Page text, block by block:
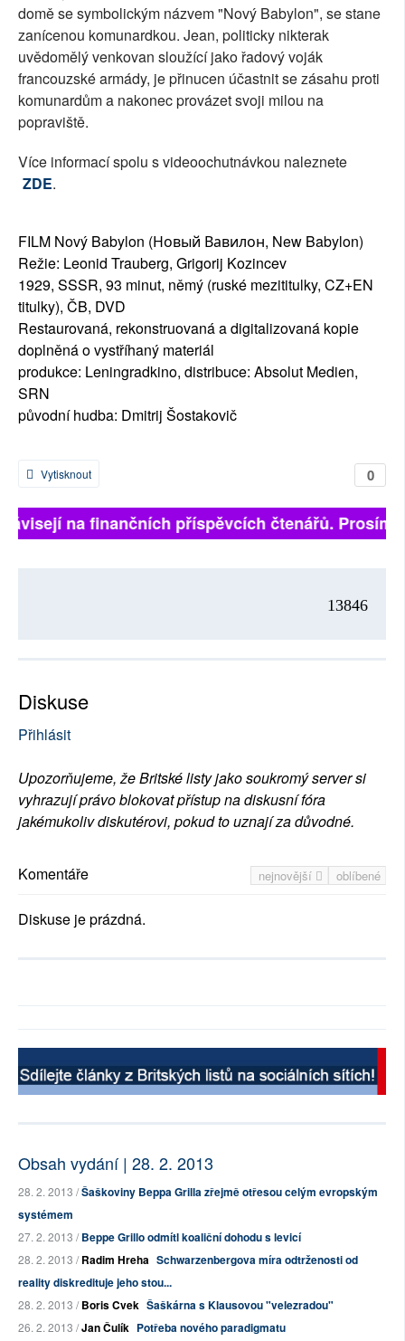
domě se symbolickým názvem "Nový Babylon", se stane
zanícenou komunardkou. Jean, politicky nikterak
uvědomělý venkovan sloužící jako řadový voják
francouzské armády, je přinucen účastnit se zásahu proti
komunardům a nakonec provázet svoji milou na
popraviště.
Více informací spolu s videoochutnávkou naleznete
ZDE.
FILM Nový Babylon (Новый Вавилон, New Babylon)
Režie: Leonid Trauberg, Grigorij Kozincev
1929, SSSR, 93 minut, němý (ruské mezititulky, CZ+EN
titulky), ČB, DVD
Restaurovaná, rekonstruovaná a digitalizovaná kopie
doplněná o vystříhaný materiál
produkce: Leningradkino, distribuce: Absolut Medien,
SRN
původní hudba: Dmitrij Šostakovič
0
Vytisknout
na finančních příspěvcích čtenářů.
13846
Diskuse
Přihlásit
Upozorňujeme, že Britské listy jako soukromý server si
vyhrazují právo blokovat přístup na diskusní fóra
jakémukoliv diskutérovi, pokud to uznají za důvodné.
nejnovější oblíbené
Komentáře
Diskuse je prázdná.
Obsah vydání | 28. 2. 2013
28. 2. 2013 /Šaškoviny Beppa Grilla zřejmě otřesou celým evropským
systémem
27. 2. 2013 /Beppe Grillo odmítl koaliční dohodu s levicí
28. 2. 2013 /Radim Hreha Schwarzenbergova míra odtrženosti od
reality diskredituje jeho stou...
28. 2. 2013 /Boris Cvek Šaškárna s Klausovou "velezradou"
26. 2. 2013 /Jan Čulík Potřeba nového paradigmatu